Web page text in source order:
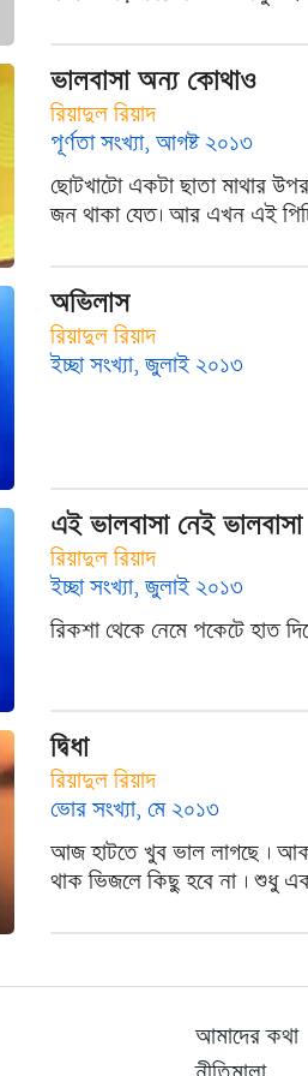
ভালবাসা অন্য কোথাও
রিয়াদুল রিয়াদ
পূর্ণতা সংখ্যা, আগষ্ট ২০১৩
ছোটখাটো একটা ছাতা মাথার
জন থাকা যেত। আর এখন এই
অভিলাস
রিয়াদুল রিয়াদ
ইচ্ছা সংখ্যা, জুলাই ২০১৩
এই ভালবাসা নেই ভালবাসা
রিয়াদুল রিয়াদ
ইচ্ছা সংখ্যা, জুলাই ২০১৩
রিকশা থেকে নেমে পকেটে হাত
দ্বিধা
রিয়াদুল রিয়াদ
ভোর সংখ্যা, মে ২০১৩
আজ হাটতে খুব ভাল লাগছে ।
থাক ভিজলে কিছু হবে না । শুধু
আমাদের কথা